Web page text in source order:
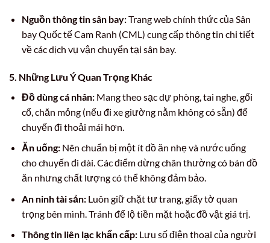
Nguồn thông tin sân bay:Trang web chính thức của Sân
bay Quốc tế Cam Ranh (CML) cung cấp thông tin chi tiết
về các dịch vụ vận chuyển tại sân bay.
5. Những Lưu Ý Quan Trọng Khác
Đồ dùng cá nhân:Mang theo sạc dự phòng, tai nghe, gối
cổ, chăn mỏng (nếu đi xe giường nằm không có sẵn) để
chuyến đi thoải mái hơn.
Ăn uống:Nên chuẩn bị một ít đồ ăn nhẹ và nước uống
cho chuyến đi dài. Các điểm dừng chân thường có bán đồ
ăn nhưng chất lượng có thể không đảm bảo.
An ninh tài sản:Luôn giữ chặt tư trang, giấy tờ quan
trọng bên mình. Tránh để lộ tiền mặt hoặc đồ vật giá trị.
Thông tin liên lạc khẩn cấp:Lưu số điện thoại của người